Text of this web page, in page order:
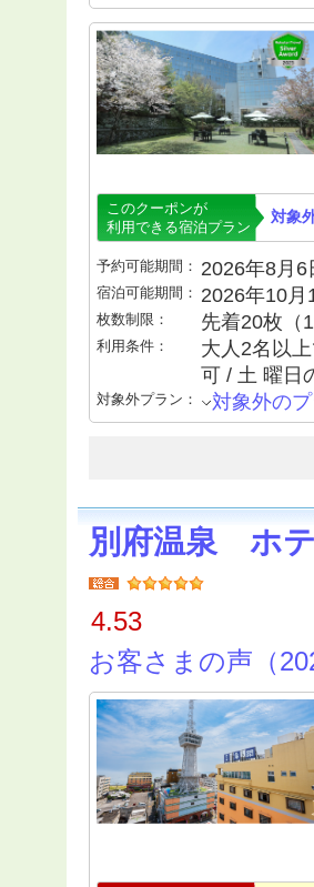
このクーポンが
利用できる宿泊プラン
対象
予約可能期間： 2026年8月
宿泊可能期間： 2026年10
枚数制限： 先着20枚（
利用条件：
大人2名以
可 / 土 曜日
対象外プラン： 対象外の
別府温泉 ホ
4.53
お客さまの声（